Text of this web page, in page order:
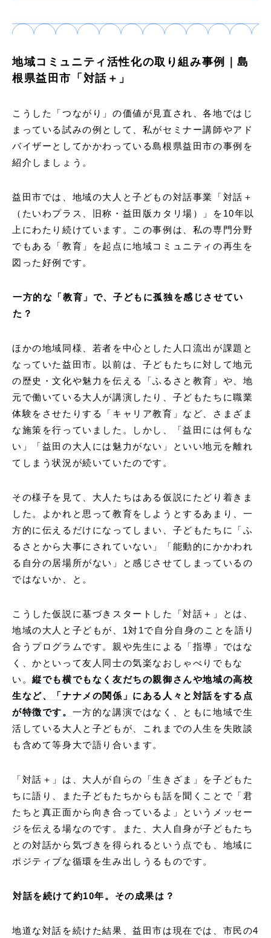
地域コミュニティ活性化の取り組み事例｜島
根県益田市「対話＋」
こうした「つながり」の価値が見直され、各地ではじ
まっている試みの例として、私がセミナー講師やアド
バイザーとしてかかわっている島根県益⽥市の事例を
紹介しましょう。
益⽥市では、地域の大人と子どもの対話事業「対話＋
（たいわプラス、旧称・益⽥版カタリ場）」を10年以
上にわたり続けています。この事例は、私の専門分野
でもある「教育」を起点に地域コミュニティの再生を
図った好例です。
一方的な「教育」で、子どもに孤独を感じさせてい
た？
ほかの地域同様、若者を中心とした人口流出が課題と
なっていた益田市。以前は、⼦どもたちに対して地元
の歴史・文化や魅力を伝える「ふるさと教育」や、地
元で働いている大人が講演したり、子どもたちに職業
体験をさせたりする「キャリア教育」など、さまざま
な施策を⾏っていました。しかし、「益⽥には何もな
い」「益⽥の大人には魅⼒がない」といい地元を離れ
てしまう状況が続いていたのです。
その様子を見て、大人たちはある仮説にたどり着きま
した。よかれと思って教育をしようとするあまり、一
方的に伝えるだけになってしまい、⼦どもたちに「ふ
るさとから⼤事にされていない」「能動的にかかわれ
る⾃分の居場所がない」と感じさせてしまっているの
ではないか、と。
こうした仮説に基づきスタートした「対話＋」とは、
地域の大人と子どもが、1対1で自分自身のことを語り
合うプログラムです。親や先生による「指導」ではな
く、かといって友人同士の気楽なおしゃべりでもな
い。縦でも横でもなく友だちの親御さんや地域の高校
生など、「ナナメの関係」にある人々と対話をする点
が特徴です。 一方的な講演ではなく、ともに地域で生
活している大人と子どもが、これまでの人生を失敗談
も含めて等身大で語り合います。
「対話＋」は、大人が自らの「⽣きざま」を⼦どもた
ちに語り、また子どもたちからも話を聞くことで「君
たちと真正⾯から向き合っているよ」というメッセー
ジを伝える場なのです。また、大人自身が子どもたち
との対話から気づきを得られるという点でも、地域に
ポジティブな循環を生み出しうるものです。
対話を続けて約10年。その成果は？
地道な対話を続けた結果、益田市は現在では、市民の4